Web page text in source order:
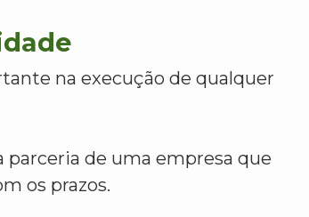
na execução de qualquer
de uma empresa que
os prazos.